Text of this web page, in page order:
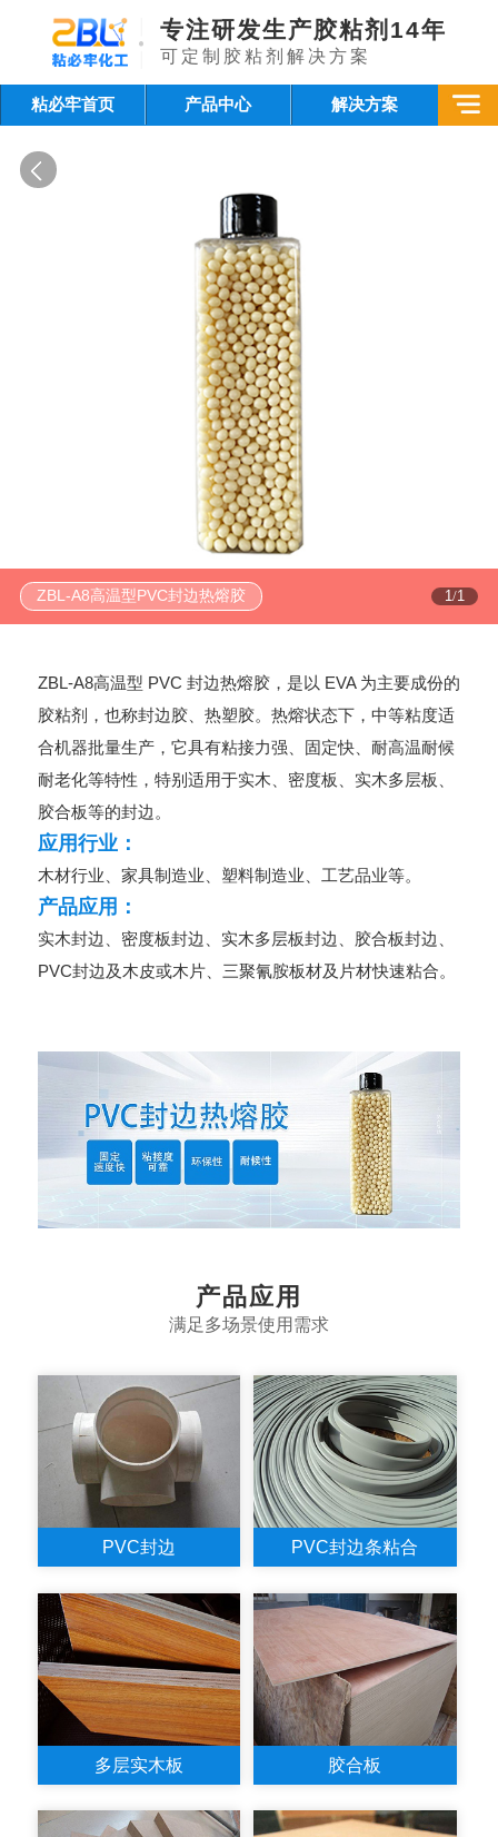
专注研发生产胶粘剂14年
可定制胶粘剂解决方案
粘必牢首页 产品中心 解决方案
ZBL-A8高温型PVC封边热熔胶 1 /1
ZBL-A8高温型 PVC 封边热熔胶，是以 EVA 为主要成份的
胶粘剂，也称封边胶、热塑胶。热熔状态下，中等粘度适
合机器批量生产，它具有粘接力强、固定快、耐高温耐候
耐老化等特性，特别适用于实木、密度板、实木多层板、
胶合板等的封边。
应用行业：
木材行业、家具制造业、塑料制造业、工艺品业等。
产品应用：
实木封边、密度板封边、实木多层板封边、胶合板封边、
PVC封边及木皮或木片、三聚氰胺板材及片材快速粘合。
产品应用
满足多场景使用需求
PVC封边 PVC封边条粘合
多层实木板 胶合板